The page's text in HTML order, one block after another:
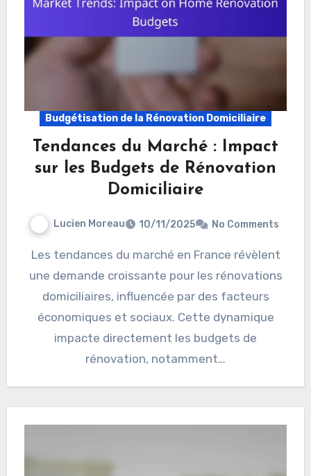
Budgétisation de la Rénovation Domiciliaire
Tendances du Marché : Impact
sur les Budgets de Rénovation
Domiciliaire
Lucien Moreau 10/11/2025 No Comments
Les tendances du marché en France révèlent
une demande croissante pour les rénovations
domiciliaires, influencée par des facteurs
économiques et sociaux. Cette dynamique
impacte directement les budgets de
rénovation, notamment…